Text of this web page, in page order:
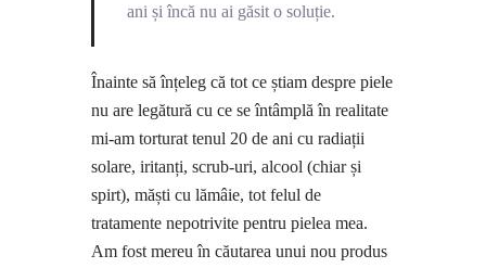
ani și încă nu ai găsit o soluție.
Înainte să înțeleg că tot ce știam despre piele
nu are legătură cu ce se întâmplă în realitate
mi-am torturat tenul 20 de ani cu radiații
solare, iritanți, scrub-uri, alcool (chiar și
spirt), măști cu lămâie, tot felul de
tratamente nepotrivite pentru pielea mea.
Am fost mereu în căutarea unui nou produs